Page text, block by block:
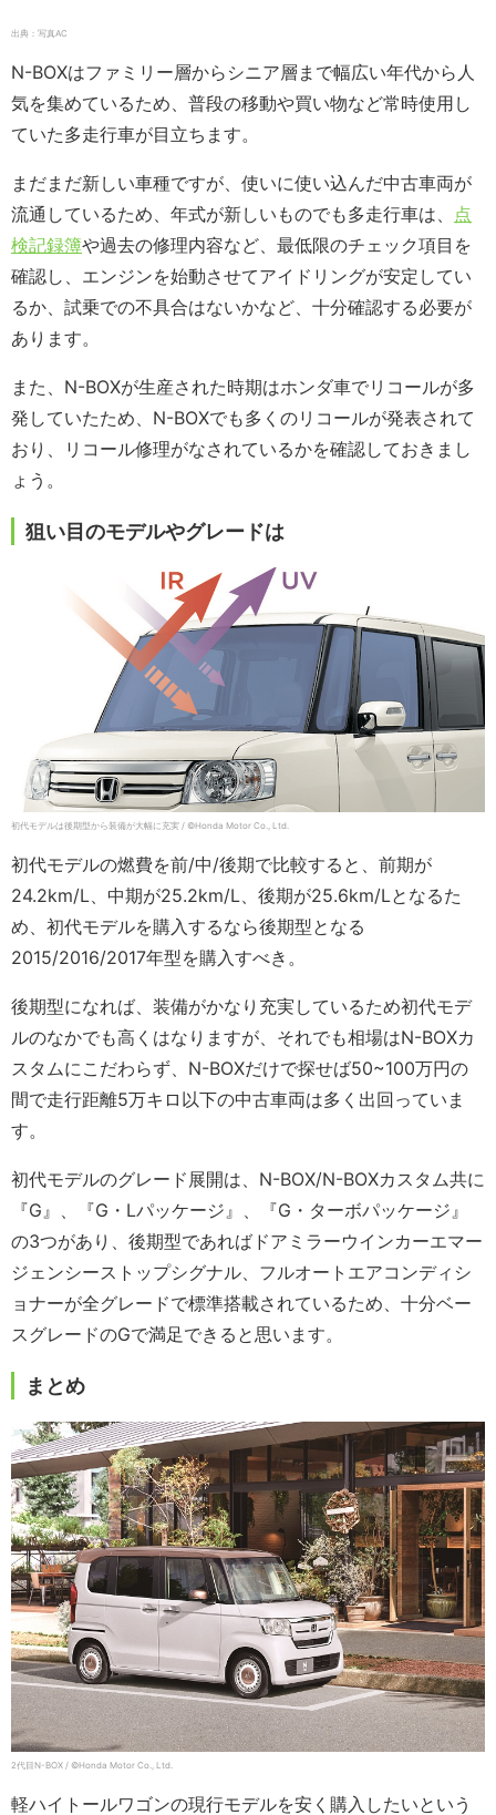
出典：写真AC
N-BOXはファミリー層からシニア層まで幅広い年代から人
気を集めているため、普段の移動や買い物など常時使用し
ていた多走行車が目立ちます。
まだまだ新しい車種ですが、使いに使い込んだ中古車両が
流通しているため、年式が新しいものでも多走行車は、 点
検記録簿や過去の修理内容など、最低限のチェック項目を
確認し、エンジンを始動させてアイドリングが安定してい
るか、試乗での不具合はないかなど、十分確認する必要が
あります。
また、N-BOXが生産された時期はホンダ車でリコールが多
発していたため、N-BOXでも多くのリコールが発表されて
おり、リコール修理がなされているかを確認しておきまし
ょう。
狙い目のモデルやグレードは
初代モデルは後期型から装備が大幅に充実 / ©Honda Motor Co., Ltd.
初代モデルの燃費を前/中/後期で比較すると、前期が
24.2km/L、中期が25.2km/L、後期が25.6km/Lとなるた
め、初代モデルを購入するなら後期型となる
2015/2016/2017年型を購入すべき。
後期型になれば、装備がかなり充実しているため初代モデ
ルのなかでも高くはなりますが、それでも相場はN-BOXカ
スタムにこだわらず、N-BOXだけで探せば50~100万円の
間で走行距離5万キロ以下の中古車両は多く出回っていま
す。
初代モデルのグレード展開は、N-BOX/N-BOXカスタム共に
『G』、『G・Lパッケージ』、『G・ターボパッケージ』
の3つがあり、後期型であればドアミラーウインカーエマー
ジェンシーストップシグナル、フルオートエアコンディシ
ョナーが全グレードで標準搭載されているため、十分ベー
スグレードのGで満足できると思います。
まとめ
2代目N-BOX / ©Honda Motor Co., Ltd.
軽ハイトールワゴンの現行モデルを安く購入したいという